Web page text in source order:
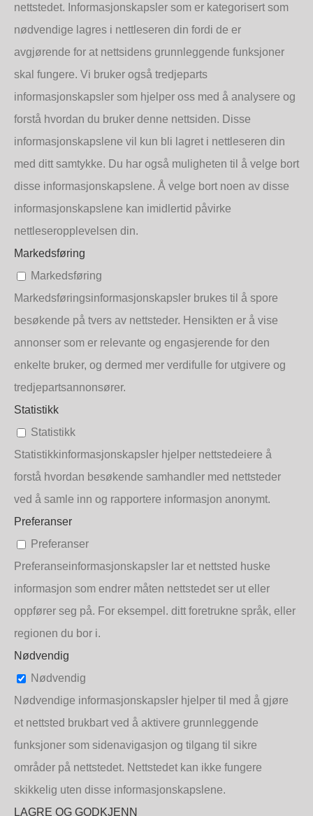
nettstedet. Informasjonskapsler som er kategorisert som
nødvendige lagres i nettleseren din fordi de er
avgjørende for at nettsidens grunnleggende funksjoner
skal fungere. Vi bruker også tredjeparts
informasjonskapsler som hjelper oss med å analysere og
forstå hvordan du bruker denne nettsiden. Disse
informasjonskapslene vil kun bli lagret i nettleseren din
med ditt samtykke. Du har også muligheten til å velge bort
disse informasjonskapslene. Å velge bort noen av disse
informasjonskapslene kan imidlertid påvirke
nettleseropplevelsen din.
Markedsføring
Markedsføring
Markedsføringsinformasjonskapsler brukes til å spore
besøkende på tvers av nettsteder. Hensikten er å vise
annonser som er relevante og engasjerende for den
enkelte bruker, og dermed mer verdifulle for utgivere og
tredjepartsannonsører.
Statistikk
Statistikk
Statistikkinformasjonskapsler hjelper nettstedeiere å
forstå hvordan besøkende samhandler med nettsteder
ved å samle inn og rapportere informasjon anonymt.
Preferanser
Preferanser
Preferanseinformasjonskapsler lar et nettsted huske
informasjon som endrer måten nettstedet ser ut eller
oppfører seg på. For eksempel. ditt foretrukne språk, eller
regionen du bor i.
Nødvendig
Nødvendig
Nødvendige informasjonskapsler hjelper til med å gjøre
et nettsted brukbart ved å aktivere grunnleggende
funksjoner som sidenavigasjon og tilgang til sikre
områder på nettstedet. Nettstedet kan ikke fungere
skikkelig uten disse informasjonskapslene.
LAGRE OG GODKJENN